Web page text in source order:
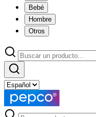
Bebé
Hombre
Otros